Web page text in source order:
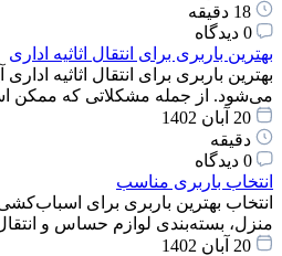
18 دقیقه
0 دیدگاه
بهترین باربری برای انتقال اثاثیه اداری
بهترین باربری برای انتقال اثاثیه
می‌شود. از جمله مشکلاتی که ممکن
20 آبان 1402
دقیقه
0 دیدگاه
انتخاب باربری مناسب
انتخاب بهترین باربری برای
منزل، بسته‌بندی لوازم حساس و
20 آبان 1402